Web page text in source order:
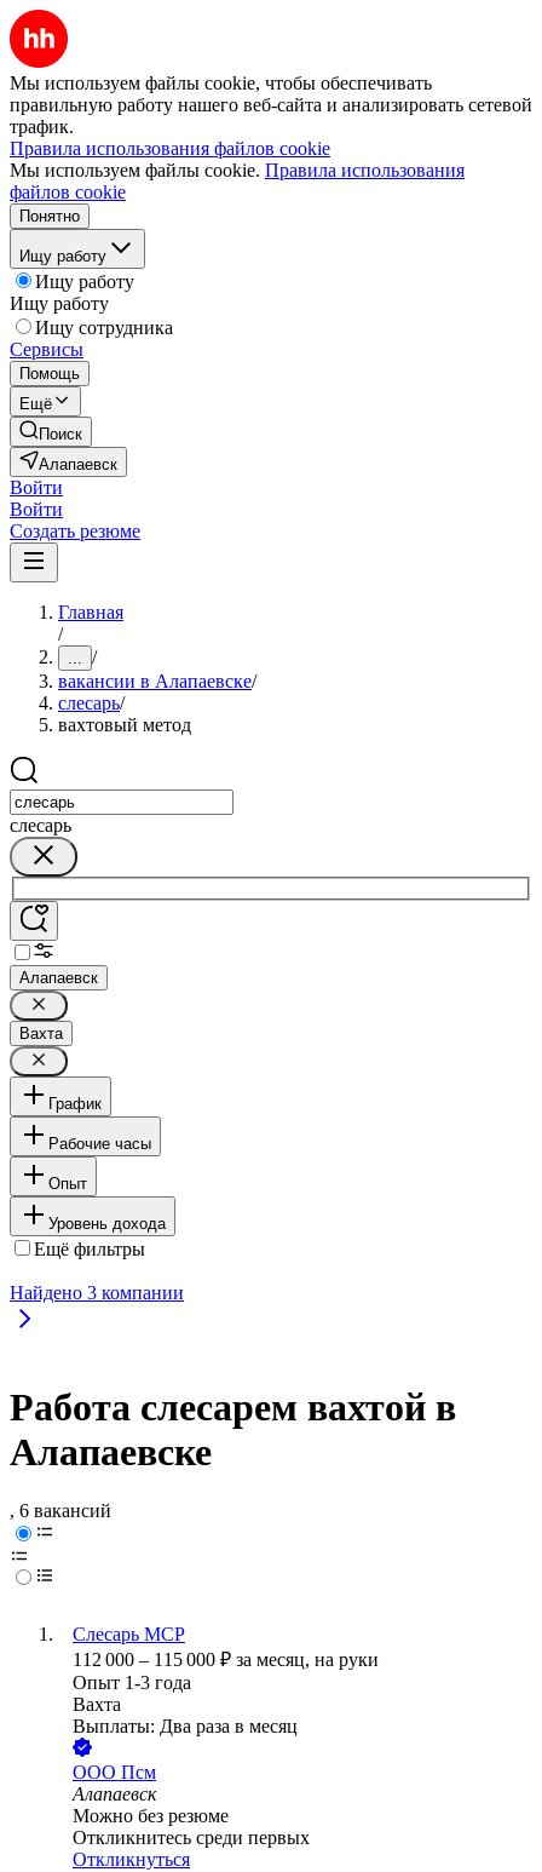
Мы используем файлы cookie, чтобы обеспечивать
правильную работу нашего веб-сайта и анализировать сетевой
трафик.
Правила использования файлов cookie
Мы используем файлы cookie. Правила использования
файлов cookie
Понятно
Ищу работу
Ищу работу
Ищу работу
Ищу сотрудника
Сервисы
Помощь
Ещё
Поиск
Алапаевск
Войти
Войти
Создать резюме
Главная
/
... /
вакансии в Алапаевске/
слесарь/
вахтовый метод
слесарь
Алапаевск
Вахта
График
Рабочие часы
Опыт
Уровень дохода
Ещё фильтры
Найдено 3 компании
Работа слесарем вахтой в
Алапаевске
, 6 вакансий
Слесарь МСР
112 000 – 115 000 ₽ за месяц, на руки
Опыт 1-3 года
Вахта
Выплаты: Два раза в месяц
ООО Псм
Алапаевск
Можно без резюме
Откликнитесь среди первых
Откликнуться